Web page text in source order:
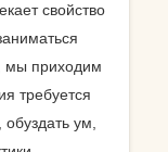
свойство
мы приходим
требуется
ум,